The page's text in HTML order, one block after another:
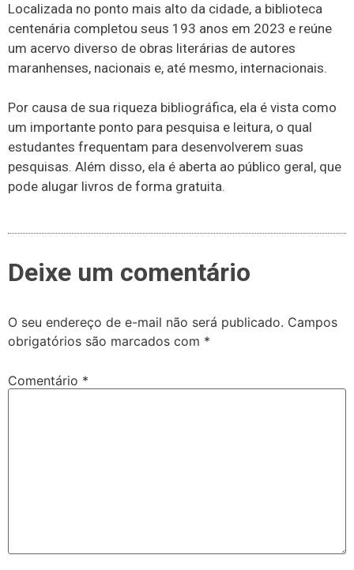
Localizada no ponto mais alto da cidade, a biblioteca
centenária completou seus 193 anos em 2023 e reúne
um acervo diverso de obras literárias de autores
maranhenses, nacionais e, até mesmo, internacionais.
Por causa de sua riqueza bibliográfica, ela é vista como
um importante ponto para pesquisa e leitura, o qual
estudantes frequentam para desenvolverem suas
pesquisas. Além disso, ela é aberta ao público geral, que
pode alugar livros de forma gratuita.
Deixe um comentário
O seu endereço de e-mail não será publicado. Campos
obrigatórios são marcados com *
Comentário *